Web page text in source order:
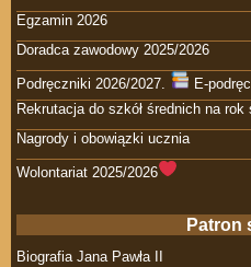
Egzamin 2026
Doradca zawodowy 2025/2026
Podręczniki 2026/2027.
E-
Rekrutacja do szkół średnich na
Nagrody i obowiązki ucznia
Wolontariat 2025/2026
Patron
Biografia Jana Pawła II